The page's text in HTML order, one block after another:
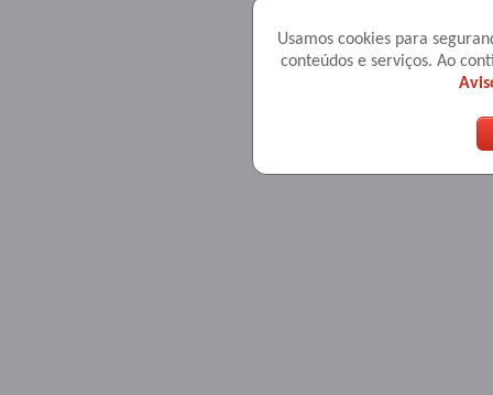
Usamos cookies para
conteúdos e serviços. Ao